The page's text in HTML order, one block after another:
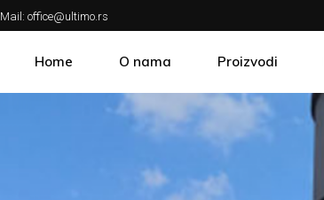
Mail: office@ultimo.rs
Home O nama Proizvodi